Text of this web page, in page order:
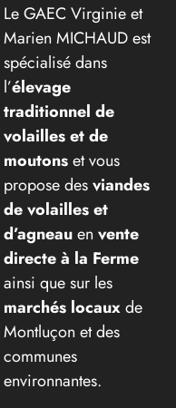
Le GAEC Virginie et
Marien MICHAUD est
spécialisé dans
l’élevage
traditionnel de
volailleset de
moutonset vous
propose desviandes
de volailles et
d’agneauen vente
directe à la Ferme
ainsi que sur les
marchés locauxde
Montluçon et des
communes
environnantes.